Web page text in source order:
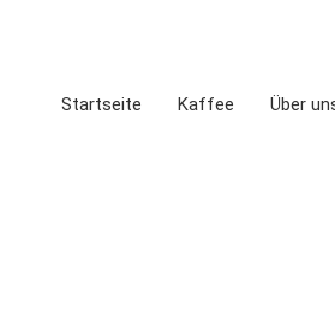
Startseite Kaffee Über